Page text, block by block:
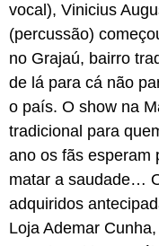
vocal), Vinicius
(percussão)
no Grajaú, bairro
de lá para cá não
o país. O show na
tradicional para
ano os fãs esperam
matar a saudade…
adquiridos
Loja Ademar